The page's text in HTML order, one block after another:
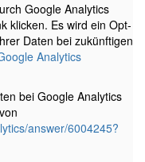
Google Analytics
klicken. Es wird ein Opt-
Daten bei zukünftigen
Analytics
bei Google Analytics
answer/6004245?